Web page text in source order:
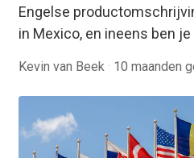
Engelse
in Mexico, en ineens ben
Kevin van Beek · 10 maanden